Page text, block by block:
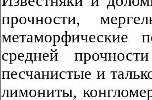
прочности,
метаморфические
средней
песчанистые и
лимониты,